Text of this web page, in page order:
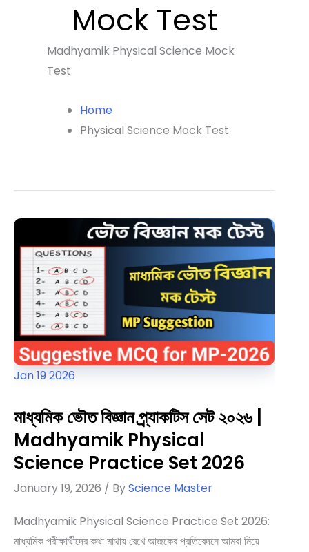
Mock Test
Madhyamik Physical Science Mock
Test
Home
Physical Science Mock Test
Jan192026
মাধ্যমিক ভৌত বিজ্ঞান প্র্যাকটিস সেট ২০২৬ |
Madhyamik Physical
Science Practice Set 2026
January 19, 2026 / ByScience Master
Madhyamik Physical Science Practice Set 2026:
মাধ্যমিক পরীক্ষার্থীদের কথা মাথায় রেখে আজকের প্রতিবেদনে আমরা নিয়ে